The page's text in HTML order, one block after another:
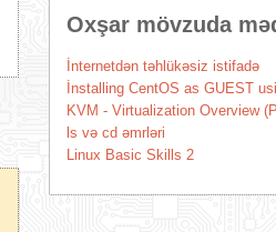
Oxşar mövzuda
İnternetdən təhlükəsiz istifadə
İnstalling CentOS as GUEST
KVM - Virtualization Overview
ls və cd əmrləri
Linux Basic Skills 2